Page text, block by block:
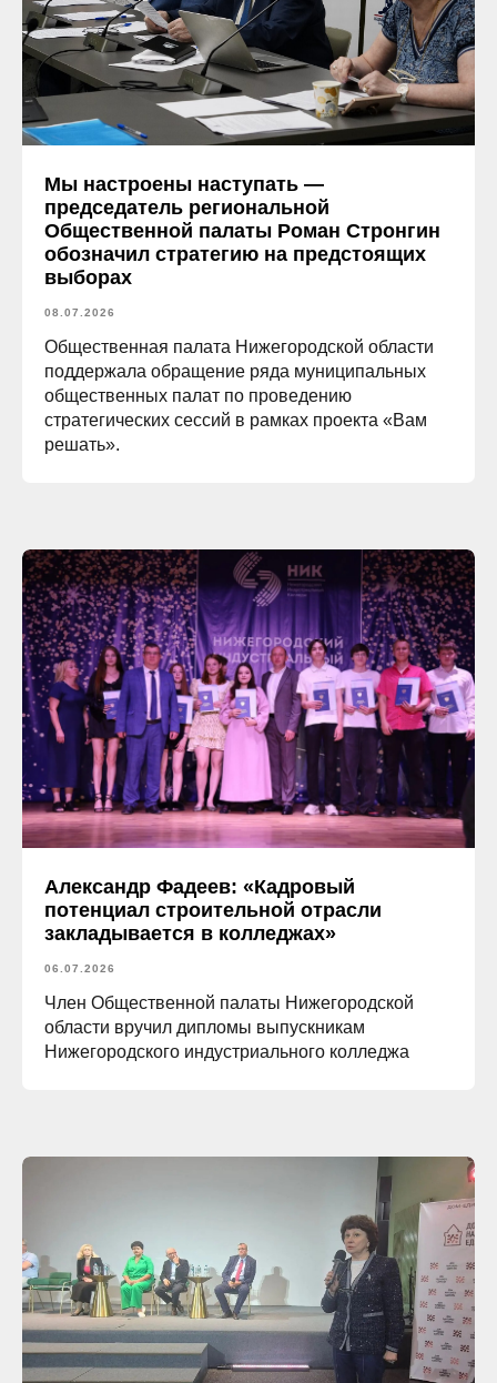
Мы настроены наступать —
председатель региональной
Общественной палаты Роман Стронгин
обозначил стратегию на предстоящих
выборах
08.07.2026
Общественная палата Нижегородской области
поддержала обращение ряда муниципальных
общественных палат по проведению
стратегических сессий в рамках проекта «Вам
решать».
Александр Фадеев: «Кадровый
потенциал строительной отрасли
закладывается в колледжах»
06.07.2026
Член Общественной палаты Нижегородской
области вручил дипломы выпускникам
Нижегородского индустриального колледжа